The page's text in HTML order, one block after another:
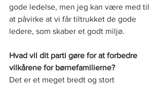
gode ledelse, men jeg kan være med til
at påvirke at vi får tiltrukket de gode
ledere, som skaber et godt miljø.
Hvad vil dit parti gøre for at forbedre
vilkårene for børnefamilierne?
Det er et meget bredt og stort